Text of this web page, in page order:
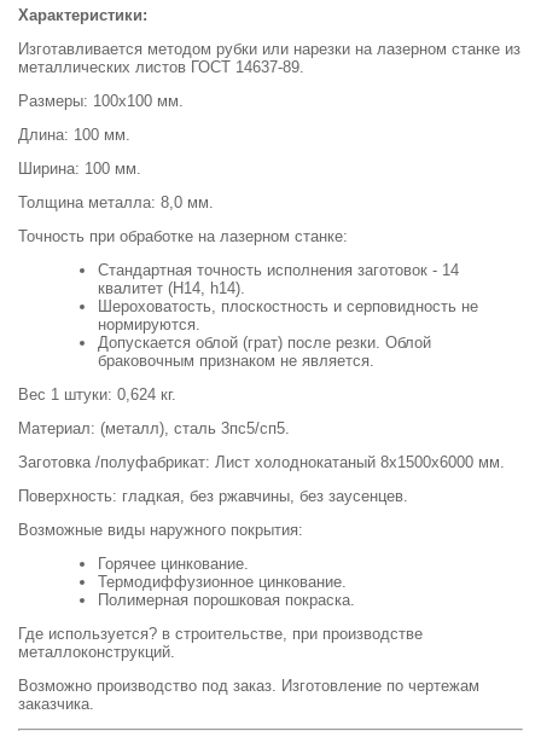
Характеристики:
Изготавливается методом рубки или нарезки на лазерном станке из
металлических листов ГОСТ 14637-89.
Размеры: 100х100 мм.
Длина: 100 мм.
Ширина: 100 мм.
Толщина металла: 8,0 мм.
Точность при обработке на лазерном станке:
Стандартная точность исполнения заготовок - 14
квалитет (H14, h14).
Шероховатость, плоскостность и серповидность не
нормируются.
Допускается облой (грат) после резки. Облой
браковочным признаком не является.
Вес 1 штуки: 0,624 кг.
Материал: (металл), сталь 3пс5/сп5.
Заготовка /полуфабрикат: Лист холоднокатаный 8х1500х6000 мм.
Поверхность: гладкая, без ржавчины, без заусенцев.
Возможные виды наружного покрытия:
Горячее цинкование.
Термодиффузионное цинкование.
Полимерная порошковая покраска.
Где используется? в строительстве, при производстве
металлоконструкций.
Возможно производство под заказ. Изготовление по чертежам
заказчика.